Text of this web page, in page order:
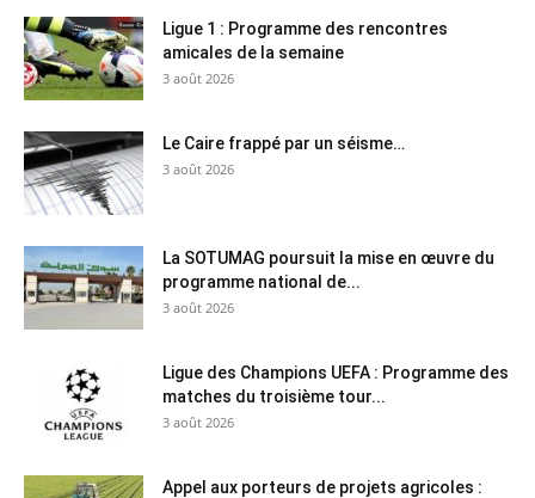
Ligue 1 : Programme des rencontres
amicales de la semaine
3 août 2026
Le Caire frappé par un séisme…
3 août 2026
La SOTUMAG poursuit la mise en œuvre du
programme national de...
3 août 2026
Ligue des Champions UEFA : Programme des
matches du troisième tour...
3 août 2026
Appel aux porteurs de projets agricoles :